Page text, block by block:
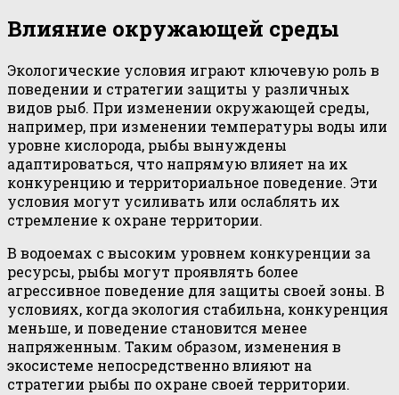
Влияние окружающей среды
Экологические условия играют ключевую роль в
поведении и стратегии защиты у различных
видов рыб. При изменении окружающей среды,
например, при изменении температуры воды или
уровне кислорода, рыбы вынуждены
адаптироваться, что напрямую влияет на их
конкуренцию и территориальное поведение. Эти
условия могут усиливать или ослаблять их
стремление к охране территории.
В водоемах с высоким уровнем конкуренции за
ресурсы, рыбы могут проявлять более
агрессивное поведение для защиты своей зоны. В
условиях, когда экология стабильна, конкуренция
меньше, и поведение становится менее
напряженным. Таким образом, изменения в
экосистеме непосредственно влияют на
стратегии рыбы по охране своей территории.